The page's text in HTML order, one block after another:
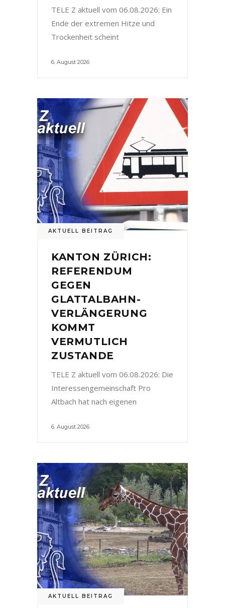
TELE Z aktuell vom 06.08.2026: Ein
Ende der extremen Hitze und
Trockenheit scheint
6. August 2026
AKTUELL BEITRAG
KANTON ZÜRICH:
REFERENDUM
GEGEN
GLATTALBAHN-
VERLÄNGERUNG
KOMMT
VERMUTLICH
ZUSTANDE
TELE Z aktuell vom 06.08.2026: Die
Interessengemeinschaft Pro
Altbach hat nach eigenen
6. August 2026
AKTUELL BEITRAG